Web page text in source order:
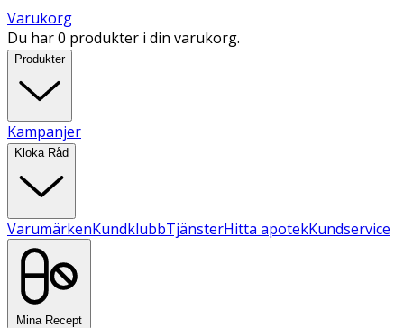
Varukorg
Du har 0 produkter i din varukorg.
Produkter
Kampanjer
Kloka Råd
VarumärkenKundklubbTjänsterHitta apotekKundservice
Mina Recept